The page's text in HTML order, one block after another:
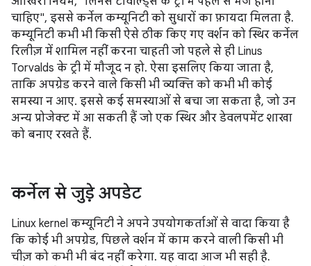
चाहिए", इससे कर्नेल कम्यूनिटी को सुधारों का फ़ायदा मिलता है.
कम्यूनिटी कभी भी किसी ऐसे ठीक किए गए वर्शन को स्थिर कर्नेल
रिलीज़ में शामिल नहीं करना चाहती जो पहले से ही Linus
Torvalds के ट्री में मौजूद न हो. ऐसा इसलिए किया जाता है,
ताकि अपग्रेड करने वाले किसी भी व्यक्ति को कभी भी कोई
समस्या न आए. इससे कई समस्याओं से बचा जा सकता है, जो उन
अन्य प्रोजेक्ट में आ सकती हैं जो एक स्थिर और डेवलपमेंट शाखा
को बनाए रखते हैं.
कर्नेल से जुड़े अपडेट
Linux kernel कम्यूनिटी ने अपने उपयोगकर्ताओं से वादा किया है
कि कोई भी अपग्रेड, पिछले वर्शन में काम करने वाली किसी भी
चीज़ को कभी भी बंद नहीं करेगा. यह वादा आज भी सही है.